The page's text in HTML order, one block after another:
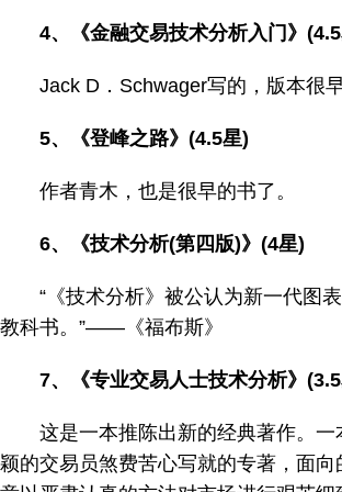
4、《金融交易技术分析入门》
Jack D．Schwager写的，版本很早
5、《登峰之路》(4.5星)
作者青木，也是很早的书了。
6、《技术分析(第四版)》(4星)
“《技术分析》被公认为新一代图表
教科书。”——《福布斯》
7、《专业交易人士技术分析》
这是一本推陈出新的经典著作。一
颖的交易员煞费苦心写就的专著，面